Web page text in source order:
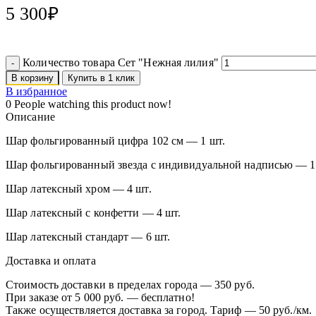
5 300₽
Количество товара Сет "Нежная лилия"
В корзину Купить в 1 клик
В избранное
0 People watching this product now!
Описание
Шар фольгированный цифра 102 см — 1 шт.
Шар фольгированный звезда с индивидуальной надписью —
Шар латексный хром — 4 шт.
Шар латексный с конфетти — 4 шт.
Шар латексный стандарт — 6 шт.
Доставка и оплата
Стоимость доставки в пределах города — 350 руб.
При заказе от 5 000 руб. — бесплатно!
Также осуществляется доставка за город. Тариф — 50 руб./км.